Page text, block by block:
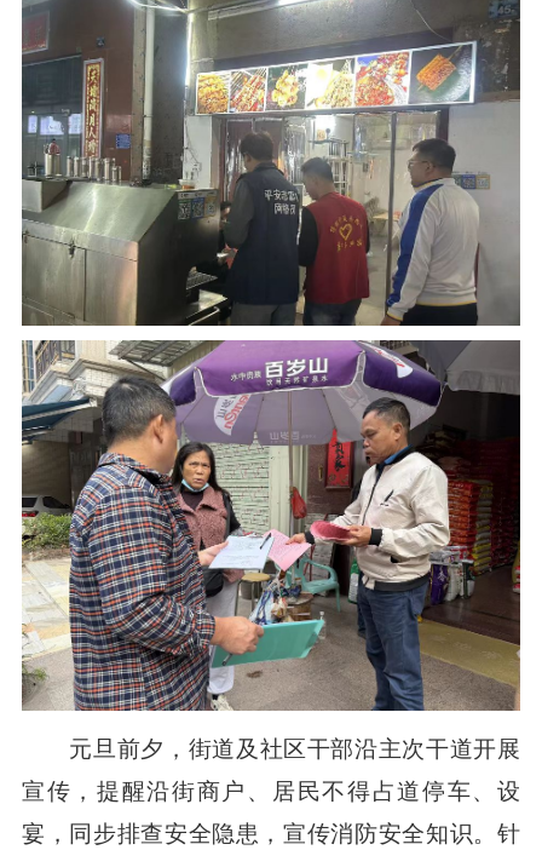
元旦前夕，街道及社区干部沿主次干道开展
宣传，提醒沿街商户、居民不得占道停车、设
宴，同步排查安全隐患，宣传消防安全知识。针